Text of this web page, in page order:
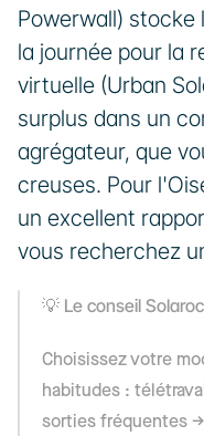
Powerwall)
la journée pour la
virtuelle (Urban
surplus dans un
agrégateur, que
creuses. Pour
un excellent
vous recherchez
💡 Le conseil
Choisissez votre
habitudes :
sorties fréquentes